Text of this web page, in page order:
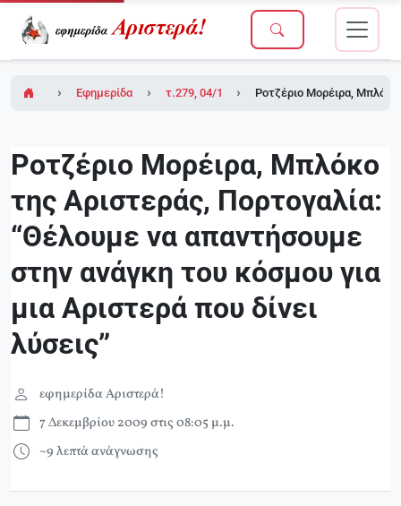
Εφημερίδα Αριστερά!τ.279, 04/12/2009Ροτζέριο Μορέιρα, Μπλόκο
Ροτζέριο Μορέιρα, Μπλόκο
της Αριστεράς, Πορτογαλία:
“Θέλουμε να απαντήσουμε
στην ανάγκη του κόσμου για
μια Αριστερά που δίνει
λύσεις”
εφημερίδα Αριστερά!
7 Δεκεμβρίου 2009 στις 08:05 μ.μ.
~9 λεπτά ανάγνωσης